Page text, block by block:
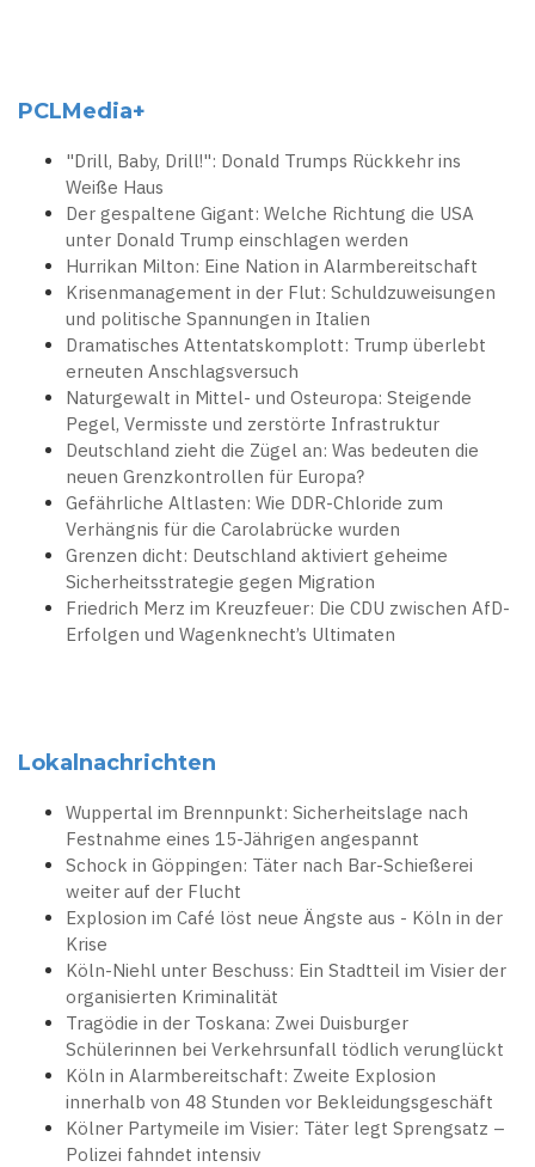
PCLMedia+
"Drill, Baby, Drill!": Donald Trumps Rückkehr ins
Weiße Haus
Der gespaltene Gigant: Welche Richtung die USA
unter Donald Trump einschlagen werden
Hurrikan Milton: Eine Nation in Alarmbereitschaft
Krisenmanagement in der Flut: Schuldzuweisungen
und politische Spannungen in Italien
Dramatisches Attentatskomplott: Trump überlebt
erneuten Anschlagsversuch
Naturgewalt in Mittel- und Osteuropa: Steigende
Pegel, Vermisste und zerstörte Infrastruktur
Deutschland zieht die Zügel an: Was bedeuten die
neuen Grenzkontrollen für Europa?
Gefährliche Altlasten: Wie DDR-Chloride zum
Verhängnis für die Carolabrücke wurden
Grenzen dicht: Deutschland aktiviert geheime
Sicherheitsstrategie gegen Migration
Friedrich Merz im Kreuzfeuer: Die CDU zwischen AfD-
Erfolgen und Wagenknecht’s Ultimaten
Lokalnachrichten
Wuppertal im Brennpunkt: Sicherheitslage nach
Festnahme eines 15-Jährigen angespannt
Schock in Göppingen: Täter nach Bar-Schießerei
weiter auf der Flucht
Explosion im Café löst neue Ängste aus - Köln in der
Krise
Köln-Niehl unter Beschuss: Ein Stadtteil im Visier der
organisierten Kriminalität
Tragödie in der Toskana: Zwei Duisburger
Schülerinnen bei Verkehrsunfall tödlich verunglückt
Köln in Alarmbereitschaft: Zweite Explosion
innerhalb von 48 Stunden vor Bekleidungsgeschäft
Kölner Partymeile im Visier: Täter legt Sprengsatz –
Polizei fahndet intensiv